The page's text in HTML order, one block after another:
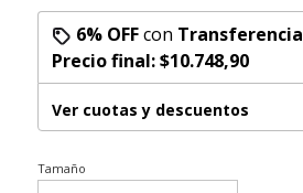
6% OFFcon Transferencia
Precio final:$10.748,90
Ver cuotas y descuentos
Tamaño